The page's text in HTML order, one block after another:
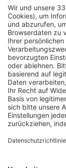
HÄUFIG
Pässe und
BFV-
Trainerbörse
Login SpielPlus
FOLGE DEM